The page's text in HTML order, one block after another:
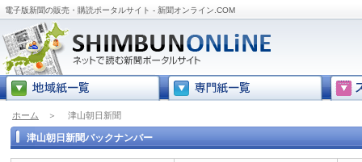
電子版新聞の販売・購読ポータルサイト - 新聞オンライン.COM
ホーム ＞ 津山朝日新聞
津山朝日新聞バックナンバー